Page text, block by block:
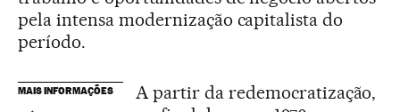
pela intensa modernização capitalista do
período.
MAIS INFORMAÇÕES
A partir da redemocratização,